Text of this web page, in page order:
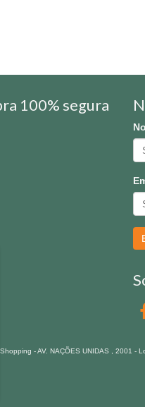
100% segura
- AV. NAÇÕES UNIDAS , 2001 -